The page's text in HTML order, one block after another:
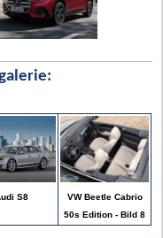
S8
VW Beetle Cabrio
50s Edition - Bild 8